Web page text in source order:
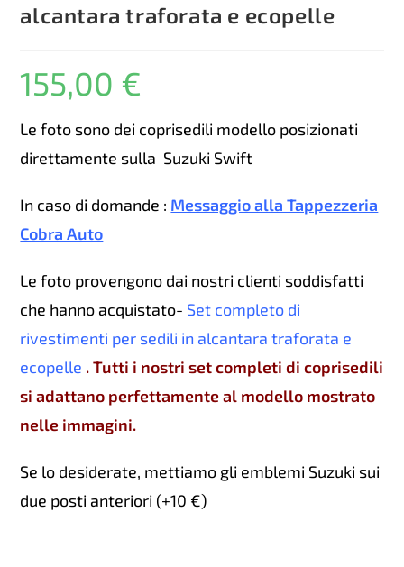
alcantara traforata e ecopelle
155,00 €
Le foto sono dei coprisedili modello posizionati
direttamente sulla Suzuki Swift
In caso di domande : Messaggio alla Tappezzeria
Cobra Auto
Le foto provengono dai nostri clienti soddisfatti
che hanno acquistato- Set completo di
rivestimenti per sedili in alcantara traforata e
ecopelle . Tutti i nostri set completi di coprisedili
si adattano perfettamente al modello mostrato
nelle immagini.
Se lo desiderate, mettiamo gli emblemi Suzuki sui
due posti anteriori (+10 €)